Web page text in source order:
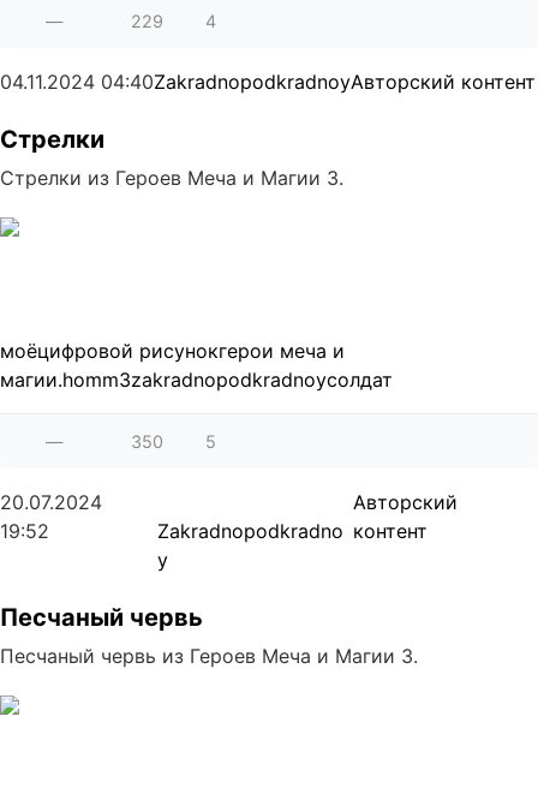
— 229 4
04.11.2024 04:40ZakradnopodkradnoyАвторский контент
Стрелки
Стрелки из Героев Меча и Магии 3.
моёцифровой рисунокгерои меча и
магии.homm3zakradnopodkradnoyсолдат
— 350 5
20.07.2024
19:52
Zakradnopodkradno
y
Авторский
контент
Песчаный червь
Песчаный червь из Героев Меча и Магии 3.